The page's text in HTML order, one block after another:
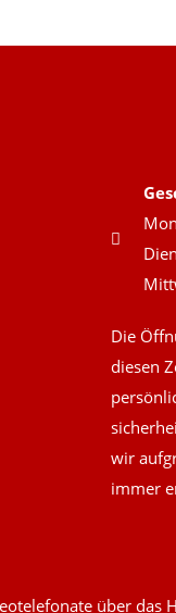
Die
diesen
wir
immer
über das